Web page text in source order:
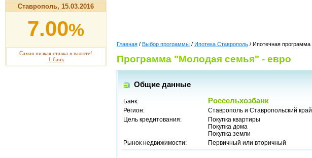
Ставрополь, 15.03.2016
7.00%
Самая низкая ставка в валюте!
1 банк
Главная / Выбор программы / Ипотека Ставрополь / Ипотечная программа
Программа "Молодая семья" - евро
Общие данные
Банк: Россельхозбанк
Регион:
Ставрополь и Ставропольский край
Цель кредитования:
Покупка квартиры
Покупка дома
Покупка земли
Рынок недвижимости:
Первичный или вторичный